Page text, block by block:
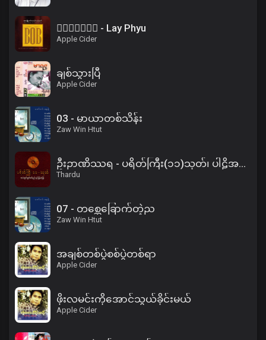
၀ိေရာဓိ - Lay Phyu
Apple Cider
ချစ်သွားပြီ
Apple Cider
03 - မာယာတစ်သိန်း
Zaw Win Htut
ဦးဉာဏိဿရ - ပရိတ်ကြီး(၁၁)သုတ်၊ ပါဠိအနက် (၂)
Thardu
07 - တစ္ဆေခြောက်တဲ့ည
Zaw Win Htut
အချစ်တစ်ပွဲစစ်ပွဲတစ်ရာ
Apple Cider
ဖိုးလမင်းကိုအောင်သွယ်ခိုင်းမယ်
Apple Cider